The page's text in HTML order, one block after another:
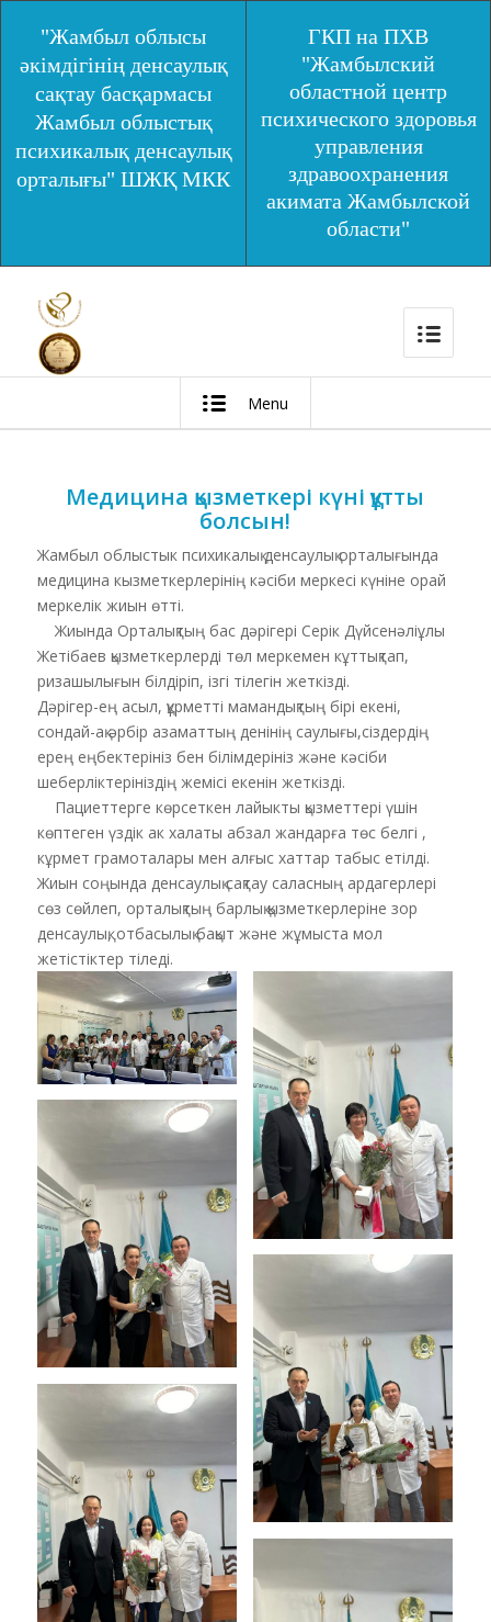
"Жамбыл облысы
әкімдігінің денсаулық
сақтау басқармасы
Жамбыл облыстық
психикалық денсаулық
орталығы" ШЖҚ МКК
ГКП на ПХВ
"Жамбылский
областной центр
психического здоровья
управления
здравоохранения
акимата Жамбылской
области"
Menu
Медицина қызметкері күні құтты
болсын!
Жамбыл облыстык психикалық денсаулық орталығында
медицина кызметкерлерінің кәсіби меркесі күніне орай
меркелік жиын өтті.
Жиында Орталықтың бас дәрігері Серік Дүйсенәліұлы
Жетібаев қызметкерлерді төл меркемен кұттықтап,
ризашылығын білдіріп, ізгі тілегін жеткізді.
Дәрігер-ең асыл, құрметті мамандықтың бірі екені,
сондай-ақ әрбір азаматтың денінің саулығы,сіздердің
ерең еңбектерініз бен білімдерініз және кәсіби
шеберліктерініздің жемісі екенін жеткізді.
Пациеттерге көрсеткен лайыкты қызметтері үшін
көптеген үздік ак халаты абзал жандарға төс белгі ,
кұрмет грамоталары мен алғыс хаттар табыс етілді.
Жиын соңында денсаулық сақтау саласның ардагерлері
сөз сөйлеп, орталықтың барлық қызметкерлеріне зор
денсаулық, отбасылық бақыт және жұмыста мол
жетістіктер тіледі.